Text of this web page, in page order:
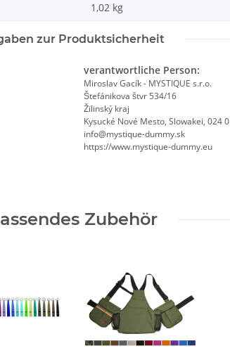
1,02 kg
zur Produktsicherheit
verantwortliche Person:
Miroslav Gacík - MYSTIQUE s.r.o.
Štefánikova štvr 534/16
Žilinský kraj
Kysucké Nové Mesto, Slowakei, 024
info@mystique-dummy.sk
https://www.mystique-dummy.eu
Zubehör